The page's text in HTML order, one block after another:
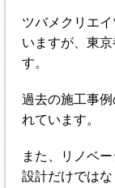
ツバメクリエ
いますが、東
す。
過去の施工事
れています。
また、リノベ
設計だけでは